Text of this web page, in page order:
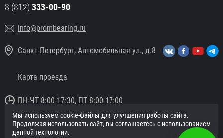
8 (812) 333-00-90
info@prombearing.ru
Санкт-Петербург, Автомобильная ул., д.8
Карта проезда
ПН-ЧТ 8:00-17:30, ПТ 8:00-17:00
© 2016 «PromBearing.ru»
Подшипники оптом и в розницу.
Мы используем cookie-файлы для улучшения работы сайта.
Продолжая использовать сайт, вы соглашаетесь с использованием
данной технологии.